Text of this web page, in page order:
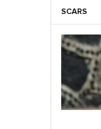
SCARS